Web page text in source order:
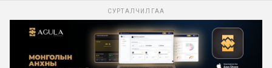
СУРТАЛЧИЛГАА